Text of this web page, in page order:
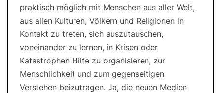
praktisch möglich mit Menschen aus aller Welt,
aus allen Kulturen, Völkern und Religionen in
Kontakt zu treten, sich auszutauschen,
voneinander zu lernen, in Krisen oder
Katastrophen Hilfe zu organisieren, zur
Menschlichkeit und zum gegenseitigen
Verstehen beizutragen. Ja, die neuen Medien